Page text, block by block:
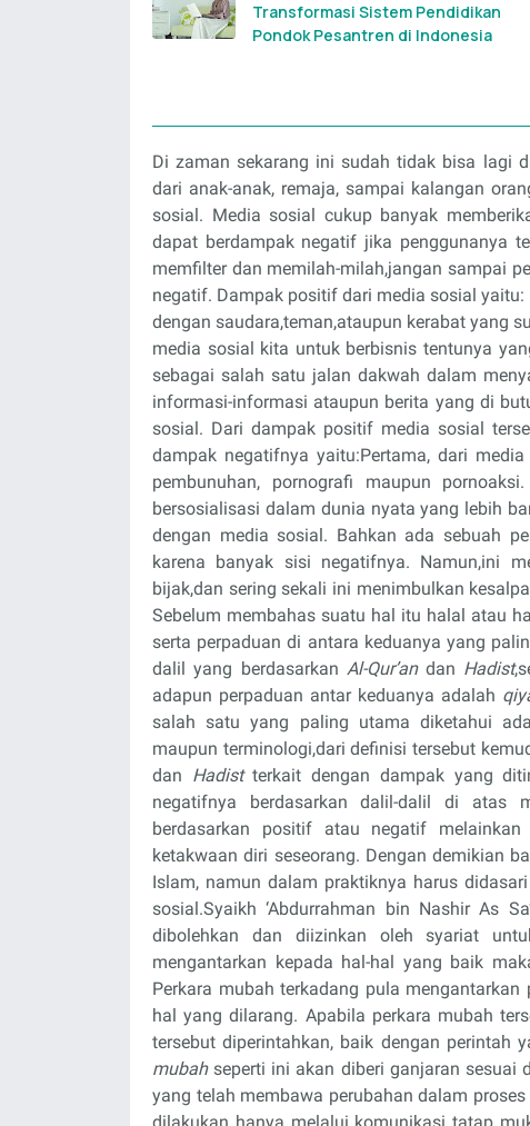
Transformasi Sistem Pendidikan
Pondok Pesantren di Indonesia
Di zaman sekarang ini sudah tidak bisa lagi
dari anak-anak, remaja, sampai kalangan
sosial. Media sosial cukup banyak
dapat berdampak negatif jika penggunanya
memfilter dan memilah-milah,jangan sampai
negatif. Dampak positif dari media sosial
dengan saudara,teman,ataupun kerabat yang
media sosial kita untuk berbisnis tentunya
sebagai salah satu jalan dakwah dalam
informasi-informasi ataupun berita yang di
sosial. Dari dampak positif media sosial
dampak negatifnya yaitu:Pertama, dari
pembunuhan, pornografi maupun
bersosialisasi dalam dunia nyata yang lebih
dengan media sosial. Bahkan ada sebuah
karena banyak sisi negatifnya. Namun,ini
bijak,dan sering sekali ini menimbulkan
Sebelum membahas suatu hal itu halal atau
serta perpaduan di antara keduanya yang
dalil yang berdasarkan Al-Qur’andan Hadist
adapun perpaduan antar keduanya adalah
salah satu yang paling utama diketahui
maupun terminologi,dari definisi tersebut
dan Hadistterkait dengan dampak yang
negatifnya berdasarkan dalil-dalil di atas
berdasarkan positif atau negatif
ketakwaan diri seseorang. Dengan demikian
Islam, namun dalam praktiknya harus
sosial.Syaikh ‘Abdurrahman bin Nashir As
dibolehkan dan diizinkan oleh syariat
mengantarkan kepada hal-hal yang baik
Perkara mubah terkadang pula
hal yang dilarang. Apabila perkara mubah
tersebut diperintahkan, baik dengan perintah
mubahseperti ini akan diberi ganjaran sesuai
yang telah membawa perubahan dalam